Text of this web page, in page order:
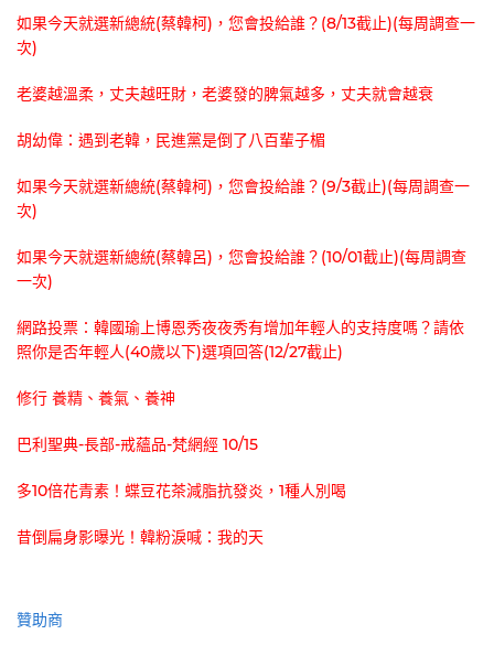
如果今天就選新總統(蔡韓柯)，您會投給誰？(8/13截止)(每周調查一
次)
老婆越溫柔，丈夫越旺財，老婆發的脾氣越多，丈夫就會越衰
胡幼偉：遇到老韓，民進黨是倒了八百輩子楣
如果今天就選新總統(蔡韓柯)，您會投給誰？(9/3截止)(每周調查一
次)
如果今天就選新總統(蔡韓呂)，您會投給誰？(10/01截止)(每周調查
一次)
網路投票：韓國瑜上博恩秀夜夜秀有增加年輕人的支持度嗎？請依
照你是否年輕人(40歲以下)選項回答(12/27截止)
修行 養精、養氣、養神
巴利聖典-長部-戒蘊品-梵網經 10/15
多10倍花青素！蝶豆花茶減脂抗發炎，1種人別喝
昔倒扁身影曝光！韓粉淚喊：我的天
贊助商